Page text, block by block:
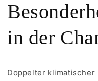
in der
Doppelter klimatischer